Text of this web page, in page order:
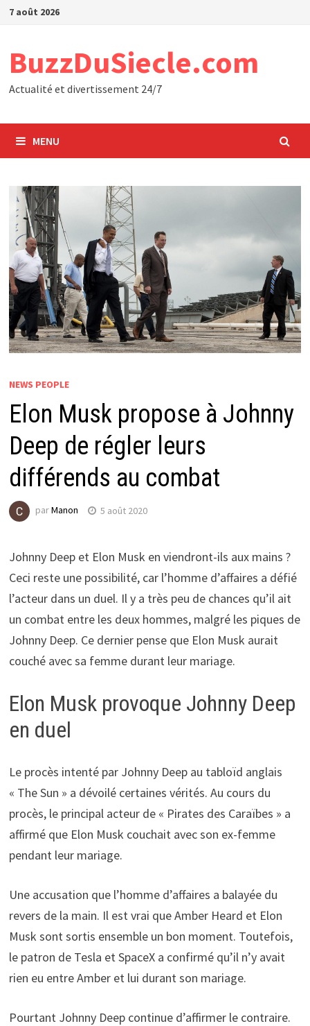
Passer
7 août 2026
BuzzDuSiecle.com
Actualité et divertissement 24/7
MENU
NEWS PEOPLE
Elon Musk propose à Johnny
Deep de régler leurs
différends au combat
parManon 5 août 2020
Johnny Deep et Elon Musk en viendront-ils aux mains ?
Ceci reste une possibilité, car l’homme d’affaires a défié
l’acteur dans un duel. Il y a très peu de chances qu’il ait
un combat entre les deux hommes, malgré les piques de
Johnny Deep. Ce dernier pense que Elon Musk aurait
couché avec sa femme durant leur mariage.
Elon Musk provoque Johnny Deep
en duel
Le procès intenté par Johnny Deep au tabloïd anglais
« The Sun » a dévoilé certaines vérités. Au cours du
procès, le principal acteur de « Pirates des Caraïbes » a
affirmé que Elon Musk couchait avec son ex-femme
pendant leur mariage.
Une accusation que l’homme d’affaires a balayée du
revers de la main. Il est vrai que Amber Heard et Elon
Musk sont sortis ensemble un bon moment. Toutefois,
le patron de Tesla et SpaceX a confirmé qu’il n’y avait
rien eu entre Amber et lui durant son mariage.
Pourtant Johnny Deep continue d’affirmer le contraire.